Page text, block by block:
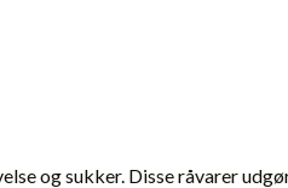
og sukker. Disse råvarer